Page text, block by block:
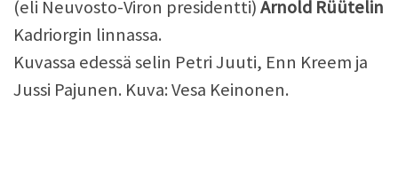
(eli Neuvosto-Viron presidentti)Arnold Rüütelin
Kadriorgin linnassa.
Kuvassa edessä selin Petri Juuti, Enn Kreem ja
Jussi Pajunen. Kuva: Vesa Keinonen.